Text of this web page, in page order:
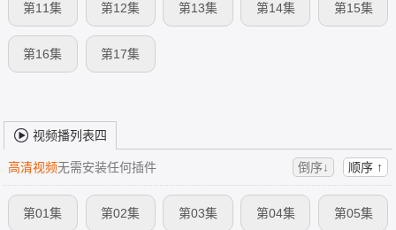
第11集 第12集 第13集 第14集 第15集
第16集 第17集
视频播列表四
高清视频无需安装任何插件 倒序↓ 顺序 ↑
第01集 第02集 第03集 第04集 第05集